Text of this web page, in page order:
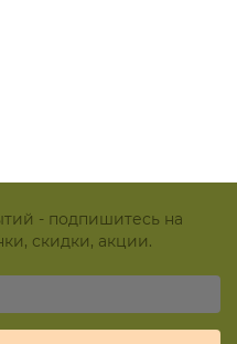
- подпишитесь на
скидки, акции.